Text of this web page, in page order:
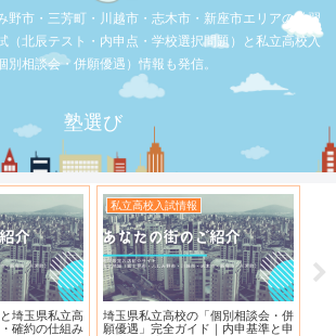
野市・三芳町・川越市・志木市・新座市エリアの学習
（北辰テスト・内申点・学校選択問題）と私立高校入
別相談会・併願優遇）情報も発信。
塾選び
店】リニューアルさ
お店の覆面取材
【三芳】フーコット